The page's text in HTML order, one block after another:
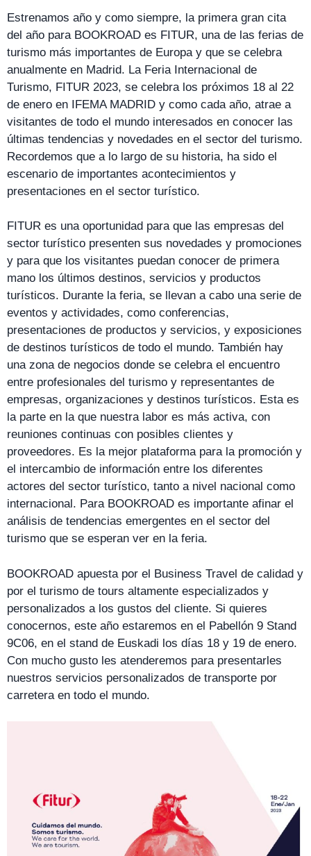
Estrenamos año y como siempre, la primera gran cita
del año para BOOKROAD es FITUR, una de las ferias de
turismo más importantes de Europa y que se celebra
anualmente en Madrid. La Feria Internacional de
Turismo, FITUR 2023, se celebra los próximos 18 al 22
de enero en IFEMA MADRID y como cada año, atrae a
visitantes de todo el mundo interesados en conocer las
últimas tendencias y novedades en el sector del turismo.
Recordemos que a lo largo de su historia, ha sido el
escenario de importantes acontecimientos y
presentaciones en el sector turístico.
FITUR es una oportunidad para que las empresas del
sector turístico presenten sus novedades y promociones
y para que los visitantes puedan conocer de primera
mano los últimos destinos, servicios y productos
turísticos. Durante la feria, se llevan a cabo una serie de
eventos y actividades, como conferencias,
presentaciones de productos y servicios, y exposiciones
de destinos turísticos de todo el mundo. También hay
una zona de negocios donde se celebra el encuentro
entre profesionales del turismo y representantes de
empresas, organizaciones y destinos turísticos. Esta es
la parte en la que nuestra labor es más activa, con
reuniones continuas con posibles clientes y
proveedores. Es la mejor plataforma para la promoción y
el intercambio de información entre los diferentes
actores del sector turístico, tanto a nivel nacional como
internacional. Para BOOKROAD es importante afinar el
análisis de tendencias emergentes en el sector del
turismo que se esperan ver en la feria.
BOOKROAD apuesta por el Business Travel de calidad y
por el turismo de tours altamente especializados y
personalizados a los gustos del cliente. Si quieres
conocernos, este año estaremos en el Pabellón 9 Stand
9C06, en el stand de Euskadi los días 18 y 19 de enero.
Con mucho gusto les atenderemos para presentarles
nuestros servicios personalizados de transporte por
carretera en todo el mundo.